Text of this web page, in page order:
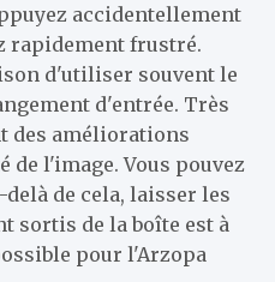
accidentellement
rapidement frustré.
d'utiliser souvent le
d'entrée. Très
des améliorations
l'image. Vous pouvez
de cela, laisser les
sortis de la boîte est à
pour l'Arzopa